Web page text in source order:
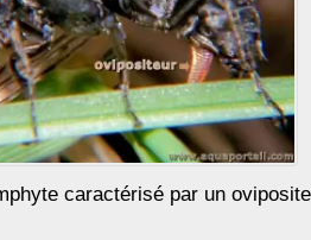
caractérisé par un